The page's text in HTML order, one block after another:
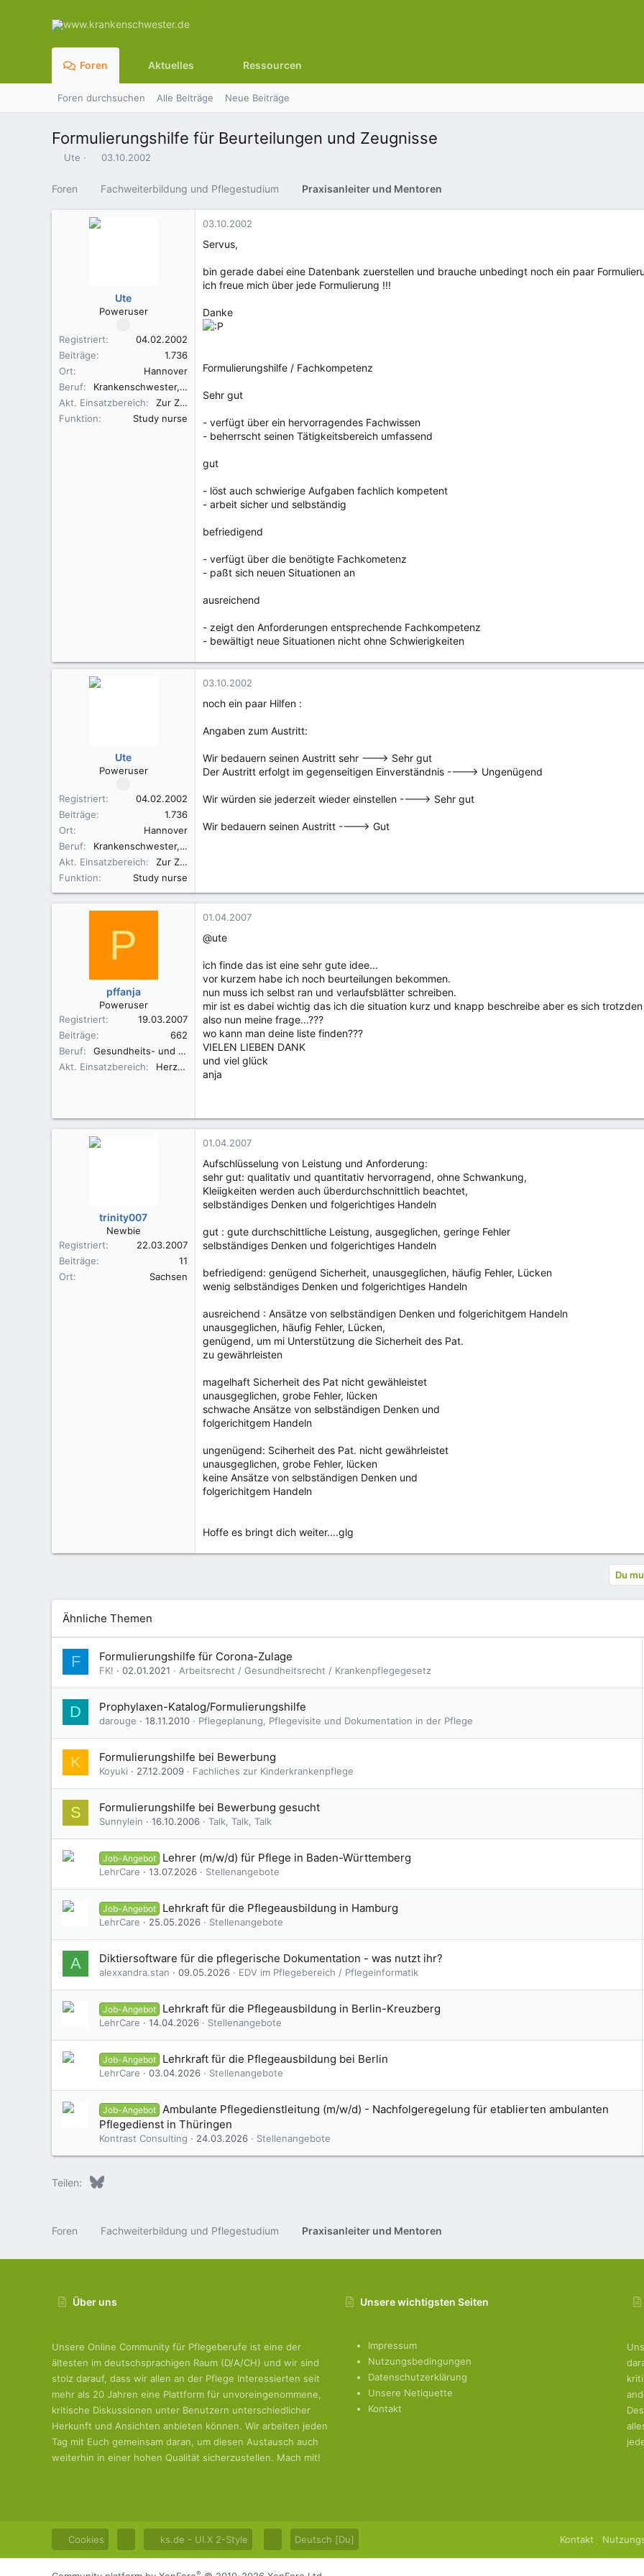
Foren Aktuelles Ressourcen
Foren durchsuchen Alle Beiträge Neue Beiträge
Formulierungshilfe für Beurteilungen und Zeugnisse
E
t
e
Ute
E
t
e
03.10.2002
Foren Fachweiterbildung und Pflegestudium Praxisanleiter und Mentoren
Ute
Poweruser
Registriert
04.02.2002
Beiträge
1.736
Ort
Hannover
Beruf
Krankenschwester, Fachkraft für Leitungsaufgaben in der Pflege (FLP)
Akt. Einsatzbereich
Zur Zeit in der Elternzeit
Funktion
Study nurse
03.10.2002
Servus,
bin gerade dabei eine Datenbank zuerstellen und brauche unbedingt noch ein paar
ich freue mich über jede Formulierung !!!
Danke
Formulierungshilfe / Fachkompetenz
Sehr gut
- verfügt über ein hervorragendes Fachwissen
- beherrscht seinen Tätigkeitsbereich umfassend
gut
- löst auch schwierige Aufgaben fachlich kompetent
- arbeit sicher und selbständig
befriedigend
- verfügt über die benötigte Fachkometenz
- paßt sich neuen Situationen an
ausreichend
- zeigt den Anforderungen entsprechende Fachkompetenz
- bewältigt neue Situationen nicht ohne Schwierigkeiten
Ute
Poweruser
Registriert
04.02.2002
Beiträge
1.736
Ort
Hannover
Beruf
Krankenschwester, Fachkraft für Leitungsaufgaben in der Pflege (FLP)
Akt. Einsatzbereich
Zur Zeit in der Elternzeit
Funktion
Study nurse
03.10.2002
noch ein paar Hilfen :
Angaben zum Austritt:
Wir bedauern seinen Austritt sehr ---> Sehr gut
Der Austritt erfolgt im gegenseitigen Einverständnis ----> Ungenügend
Wir würden sie jederzeit wieder einstellen ----> Sehr gut
Wir bedauern seinen Austritt ----> Gut
P
pffanja
Poweruser
Registriert
19.03.2007
Beiträge
662
Beruf
Gesundheits- und Krankenpflegerin
Akt. Einsatzbereich
Herzkatheterlabor
01.04.2007
@ute
ich finde das ist eine sehr gute idee...
vor kurzem habe ich noch beurteilungen bekommen.
nun muss ich selbst ran und verlaufsblätter schreiben.
mir ist es dabei wichtig das ich die situation kurz und knapp beschreibe aber es sich
also nun meine frage...???
wo kann man deine liste finden???
VIELEN LIEBEN DANK
und viel glück
anja
trinity007
Newbie
Registriert
22.03.2007
Beiträge
11
Ort
Sachsen
01.04.2007
Aufschlüsselung von Leistung und Anforderung:
sehr gut: qualitativ und quantitativ hervorragend, ohne Schwankung,
Kleiigkeiten werden auch überdurchschnittlich beachtet,
selbständiges Denken und folgerichtiges Handeln
gut : gute durchschittliche Leistung, ausgeglichen, geringe Fehler
selbständiges Denken und folgerichtiges Handeln
befriedigend: genügend Sicherheit, unausgeglichen, häufig Fehler, Lücken
wenig selbständiges Denken und folgerichtiges Handeln
ausreichend : Ansätze von selbständigen Denken und folgerichitgem Handeln
unausgeglichen, häufig Fehler, Lücken,
genügend, um mi Unterstützung die Sicherheit des Pat.
zu gewährleisten
magelhaft Sicherheit des Pat nicht gewähleistet
unausgeglichen, grobe Fehler, lücken
schwache Ansätze von selbständigen Denken und
folgerichitgem Handeln
ungenügend: Sciherheit des Pat. nicht gewährleistet
unausgeglichen, grobe Fehler, lücken
keine Ansätze von selbständigen Denken und
folgerichitgem Handeln
Hoffe es bringt dich weiter....glg
Du
Ähnliche Themen
F Formulierungshilfe für Corona-Zulage
FK! 02.01.2021 Arbeitsrecht / Gesundheitsrecht / Krankenpflegegesetz
D Prophylaxen-Katalog/Formulierungshilfe
darouge 18.11.2010 Pflegeplanung, Pflegevisite und Dokumentation in der Pflege
K Formulierungshilfe bei Bewerbung
Koyuki 27.12.2009 Fachliches zur Kinderkrankenpflege
S Formulierungshilfe bei Bewerbung gesucht
Sunnylein 16.10.2006 Talk, Talk, Talk
Job-Angebot Lehrer (m/w/d) für Pflege in Baden-Württemberg
LehrCare 13.07.2026 Stellenangebote
Job-Angebot Lehrkraft für die Pflegeausbildung in Hamburg
LehrCare 25.05.2026 Stellenangebote
A Diktiersoftware für die pflegerische Dokumentation - was nutzt ihr?
alexxandra.stan 09.05.2026 EDV im Pflegebereich / Pflegeinformatik
Job-Angebot Lehrkraft für die Pflegeausbildung in Berlin-Kreuzberg
LehrCare 14.04.2026 Stellenangebote
Job-Angebot Lehrkraft für die Pflegeausbildung bei Berlin
LehrCare 03.04.2026 Stellenangebote
Job-Angebot
Ambulante Pflegedienstleitung (m/w/d) - Nachfolgeregelung für etablierten ambulanten
Pflegedienst in Thüringen
Kontrast Consulting 24.03.2026 Stellenangebote
Teilen: Bluesky
Foren Fachweiterbildung und Pflegestudium Praxisanleiter und Mentoren
Über uns
Unsere Online Community für Pflegeberufe ist eine der
ältesten im deutschsprachigen Raum (D/A/CH) und wir sind
stolz darauf, dass wir allen an der Pflege Interessierten seit
mehr als 20 Jahren eine Plattform für unvoreingenommene,
kritische Diskussionen unter Benutzern unterschiedlicher
Herkunft und Ansichten anbieten können. Wir arbeiten jeden
Tag mit Euch gemeinsam daran, um diesen Austausch auch
weiterhin in einer hohen Qualität sicherzustellen. Mach mit!
Unsere wichtigsten Seiten
Impressum
Nutzungsbedingungen
Datenschutzerklärung
Unsere Netiquette
Kontakt
Cookies ks.de - UI.X 2-Style Deutsch [Du] Kontakt
®